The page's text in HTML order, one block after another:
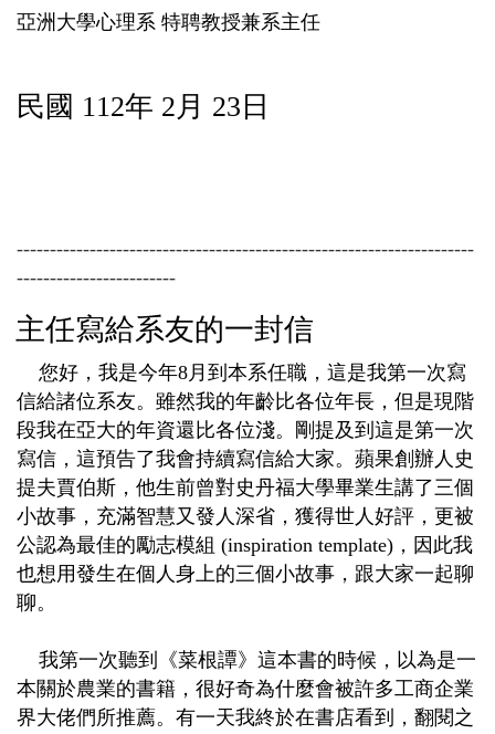
亞洲大學心理系 特聘教授兼系主任
民國 112年 2月 23日
---------------------------------------------------------------------
------------------------
主任寫給系友的一封信
您好，我是今年8月到本系任職，這是我第一次寫
信給諸位系友。雖然我的年齡比各位年長，但是現階
段我在亞大的年資還比各位淺。剛提及到這是第一次
寫信，這預告了我會持續寫信給大家。蘋果創辦人史
提夫賈伯斯，他生前曾對史丹福大學畢業生講了三個
小故事，充滿智慧又發人深省，獲得世人好評，更被
公認為最佳的勵志模組 (inspiration template) ，因此我
也想用發生在個人身上的三個小故事，跟大家一起聊
聊。
我第一次聽到《菜根譚》這本書的時候，以為是一
本關於農業的書籍，很好奇為什麼會被許多工商企業
界大佬們所推薦。有一天我終於在書店看到，翻閱之